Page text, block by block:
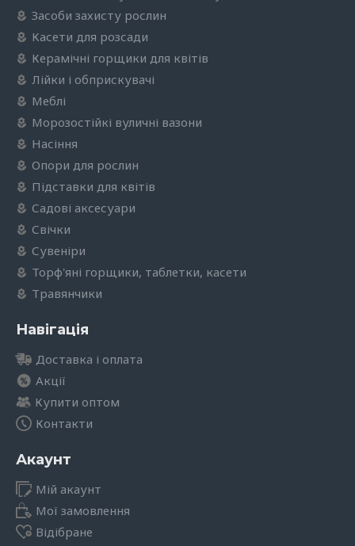
Засоби захисту рослин
Касети для розсади
Керамічні горщики для квітів
Лійки і обприскувачі
Меблі
Морозостійкі вуличні вазони
Насіння
Опори для рослин
Підставки для квітів
Садові аксесуари
Свічки
Сувеніри
Торф'яні горщики, таблетки, касети
Травянчики
Навігація
Доставка і оплата
Акції
Купити оптом
Контакти
Акаунт
Мій акаунт
Мої замовлення
Відібране